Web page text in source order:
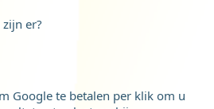
er?
Google te betalen per klik om u